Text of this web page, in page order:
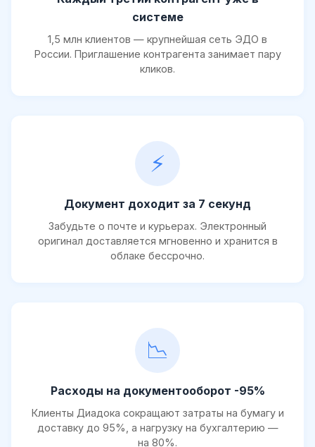
системе
1,5 млн клиентов — крупнейшая сеть ЭДО в
России. Приглашение контрагента занимает пару
кликов.
⚡
Документ доходит за 7 секунд
Забудьте о почте и курьерах. Электронный
оригинал доставляется мгновенно и хранится в
облаке бессрочно.
📉
Расходы на документооборот -95%
Клиенты Диадока сокращают затраты на бумагу и
доставку до 95%, а нагрузку на бухгалтерию —
на 80%.